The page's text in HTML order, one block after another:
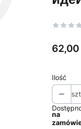
Cena
62,00
Ilość
na